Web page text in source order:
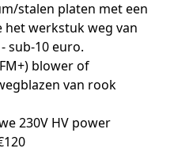
stalen platen met een
het werkstuk weg van
sub-10 euro.
blower of
van rook
230V HV power